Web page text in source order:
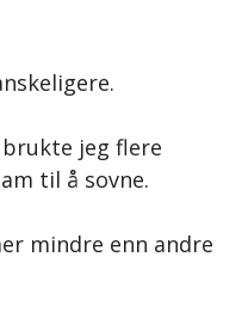
jeg flere
til å sovne.
mindre enn andre